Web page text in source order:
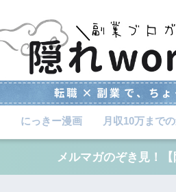
にっきー漫画 月収10万まで
メルマガのぞき見！